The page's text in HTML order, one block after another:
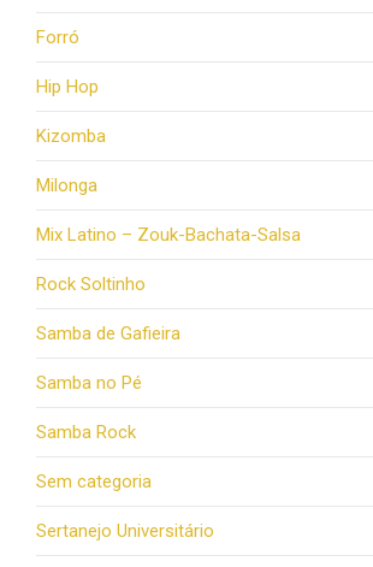
Forró
Hip Hop
Kizomba
Milonga
Mix Latino – Zouk-Bachata-Salsa
Rock Soltinho
Samba de Gafieira
Samba no Pé
Samba Rock
Sem categoria
Sertanejo Universitário